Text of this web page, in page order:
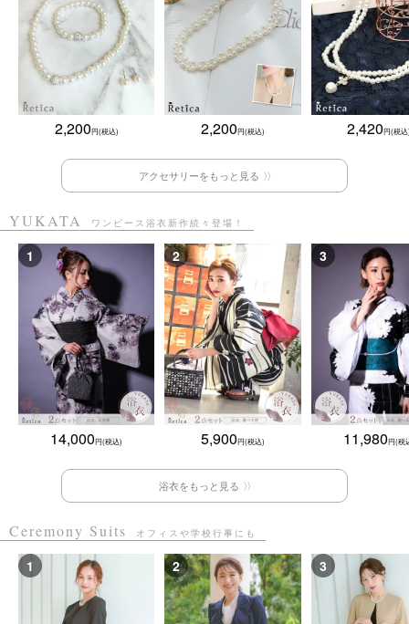
2,200 2,200 2,420
アクセサリーをもっと見る
YUKATA ワンピース浴衣新作続々登場！
14,000 5,900 11,980
浴衣をもっと見る
Ceremony Suits オフィスや学校行事にも